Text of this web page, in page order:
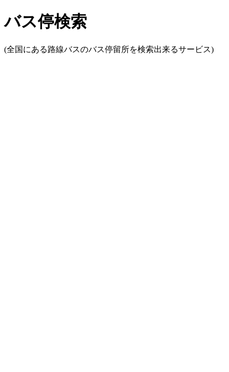
バス停検索
(全国にある路線バスのバス停留所を検索出来るサービス)